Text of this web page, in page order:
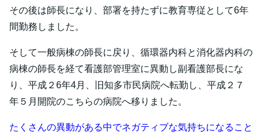
その後は師長になり、部署を持たずに教育専従として6年
間勤務しました。
そして一般病棟の師長に戻り、循環器内科と消化器内科の
病棟の師長を経て看護部管理室に異動し副看護部長にな
り、平成２6年4月、旧知多市民病院へ転勤し、平成２７
年５月開院のこちらの病院へ移りました。
たくさんの異動がある中でネガティブな気持ちになること